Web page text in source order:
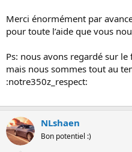
Merci énormément par
pour toute l’aide que vous
Ps: nous avons regardé sur
mais nous sommes tout au
:notre350z_respect:
NLshaen
Bon potentiel :)